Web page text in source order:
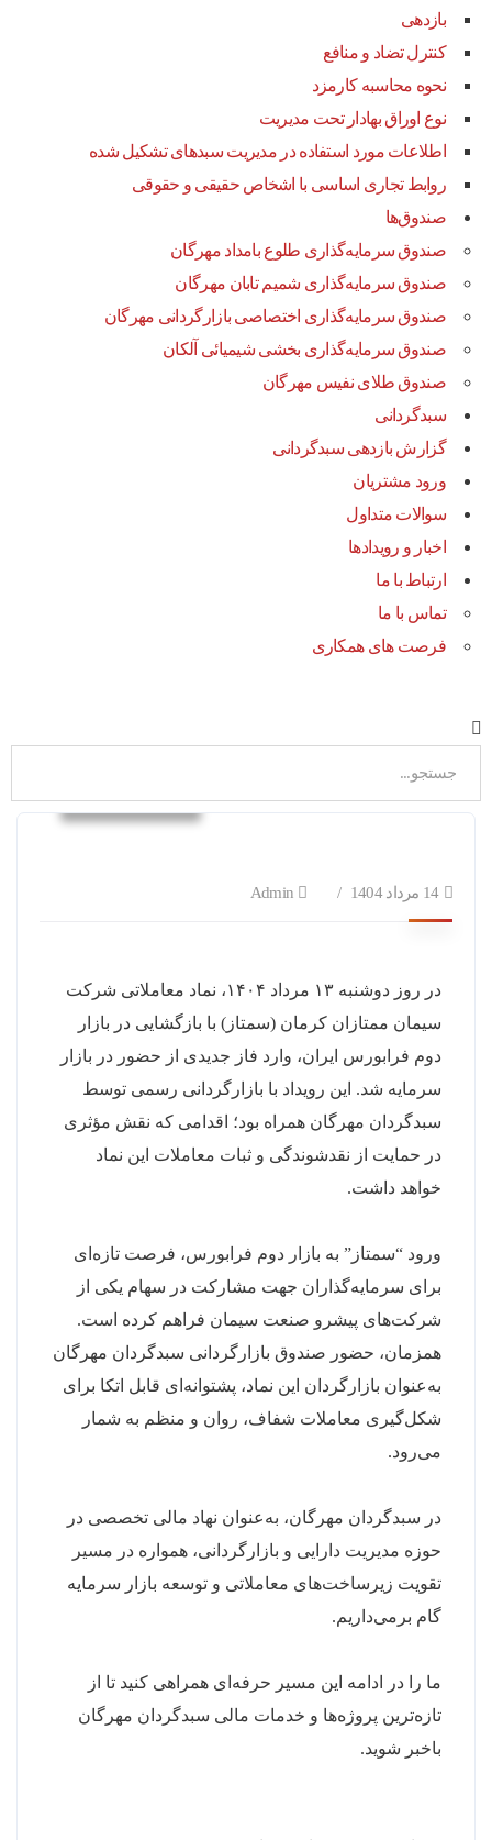
بازدهی
کنترل تضاد و منافع
نحوه محاسبه کارمزد
نوع اوراق بهادار تحت مدیریت
اطلاعات مورد استفاده در مدیریت سبدهای تشکیل شده
روابط تجاری اساسی با اشخاص حقیقی و حقوقی
صندوق‌ها
صندوق سرمایه‌گذاری طلوع بامداد مهرگان
صندوق سرمایه‌گذاری شمیم تابان مهرگان
صندوق سرمایه‌گذاری اختصاصی بازارگردانی مهرگان
صندوق سرمایه‌گذاری بخشی شیمیائی آلکان
صندوق طلای نفیس مهرگان
سبدگردانی
گزارش بازدهی سبدگردانی
ورود مشتریان
سوالات متداول
اخبار و رویدادها
ارتباط با ما
تماس با ما
فرصت های همکاری
14 مرداد 1404 Admin
در روز دوشنبه ۱۳ مرداد ۱۴۰۴، نماد معاملاتی شرکت
سیمان ممتازان کرمان (سمتاز) با بازگشایی در بازار
دوم فرابورس ایران، وارد فاز جدیدی از حضور در بازار
سرمایه شد. این رویداد با بازارگردانی رسمی توسط
سبدگردان مهرگان همراه بود؛ اقدامی که نقش مؤثری
در حمایت از نقدشوندگی و ثبات معاملات این نماد
خواهد داشت.
ورود “سمتاز” به بازار دوم فرابورس، فرصت تازه‌ای
برای سرمایه‌گذاران جهت مشارکت در سهام یکی از
شرکت‌های پیشرو صنعت سیمان فراهم کرده است.
همزمان، حضور صندوق بازارگردانی سبدگردان مهرگان
به‌عنوان بازارگردان این نماد، پشتوانه‌ای قابل اتکا برای
شکل‌گیری معاملات شفاف، روان و منظم به شمار
می‌رود.
در سبدگردان مهرگان، به‌عنوان نهاد مالی تخصصی در
حوزه مدیریت دارایی و بازارگردانی، همواره در مسیر
تقویت زیرساخت‌های معاملاتی و توسعه بازار سرمایه
گام برمی‌داریم.
ما را در ادامه این مسیر حرفه‌ای همراهی کنید تا از
تازه‌ترین پروژه‌ها و خدمات مالی سبدگردان مهرگان
باخبر شوید.